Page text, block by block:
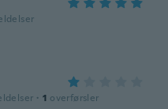
· 1 overførsler